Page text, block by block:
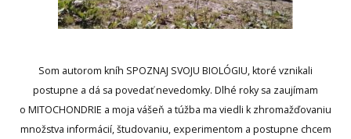
Som autorom kníh SPOZNAJ SVOJU BIOLÓGIU, ktoré vznikali
postupne a dá sa povedať nevedomky. Dlhé roky sa zaujímam
o MITOCHONDRIE a moja vášeň a túžba ma viedli k zhromažďovaniu
množstva informácií, študovaniu, experimentom a postupne chcem